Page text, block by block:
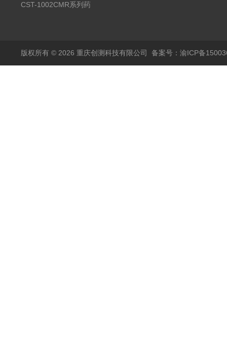
温试验箱
CST-1002CMR系列药
版权所有 © 2026 重庆创测科技有限公司 备案号：渝ICP备